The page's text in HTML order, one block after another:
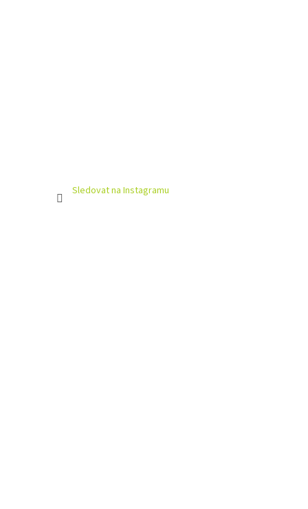
Sledovat na Instagramu